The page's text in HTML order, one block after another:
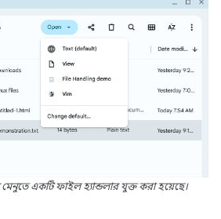
একটি ফাইল হ্যান্ডলার যুক্ত করা হয়েছে।